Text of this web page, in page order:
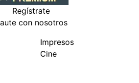
Regístrate
con nosotros
Impresos
Cine